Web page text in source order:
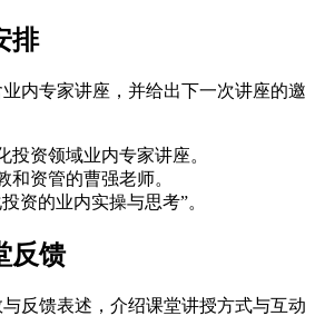
排
内专家讲座，并给出下一次讲座的邀
投资领域业内专家讲座。
和资管的曹强老师。
资的业内实操与思考”。
反馈
反馈表述，介绍课堂讲授方式与互动